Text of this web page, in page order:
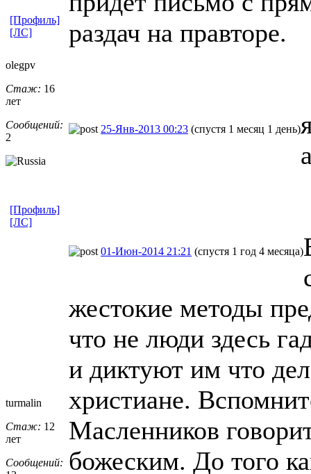
раздач на правторе.
[Профиль]
[ЛС]
olegpv
Стаж: 16
лет
Сообщений:
2
25-Янв-2013 00:23 (спустя 1 месяц 1 день)
[Профиль]
[ЛС]
turmalin
Стаж: 12
лет
Сообщений:
01-Июн-2014 21:21 (спустя 1 год 4 месяца)
жестокие методы
что не люди здесь
и диктуют им что
христиане.
Масленников
божеским. До того